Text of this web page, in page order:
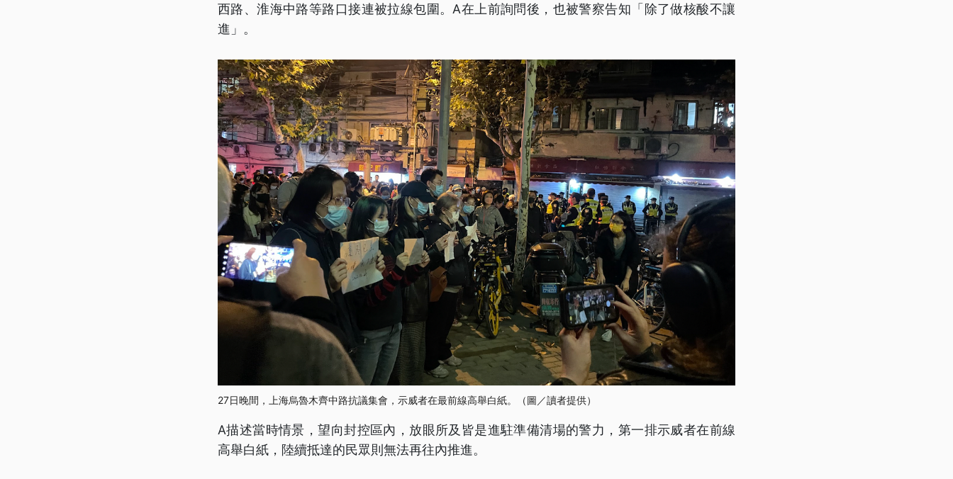
西路、淮海中路等路口接連被拉線包圍。A在上前詢問後，也被警察告知「除了做核酸不讓
進」。
27日晚間，上海烏魯木齊中路抗議集會，示威者在最前線高舉白紙。（圖／讀者提供）
A描述當時情景，望向封控區內，放眼所及皆是進駐準備清場的警力，第一排示威者在前線
高舉白紙，陸續抵達的民眾則無法再往內推進。